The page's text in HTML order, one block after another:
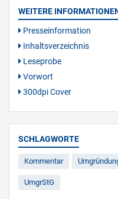
WEITERE
Presseinformation
Inhaltsverzeichnis
Leseprobe
Vorwort
300dpi Cover
SCHLAGWORTE
Kommentar
UmgrStG